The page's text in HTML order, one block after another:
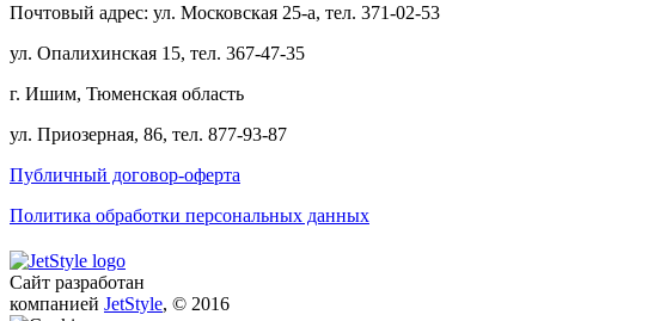
Почтовый адрес: ул. Московская 25-а, тел. 371-02-53
ул. Опалихинская 15, тел. 367-47-35
г. Ишим, Тюменская область
ул. Приозерная, 86, тел. 877-93-87
Публичный договор-оферта
Политика обработки персональных данных
Сайт разработан
компанией JetStyle, © 2016